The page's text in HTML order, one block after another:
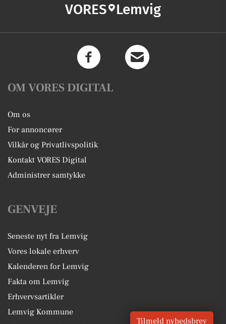
VORES Lemvig
OM VORES DIGITAL
Om os
For annoncører
Vilkår og Privatlivspolitik
Kontakt VORES Digital
Administrer samtykke
GENVEJE
Seneste nyt fra Lemvig
Vores lokale erhverv
Kalenderen for Lemvig
Fakta om Lemvig
Erhvervsartikler
Lemvig Kommune
Tilmeld nyhedsbrev